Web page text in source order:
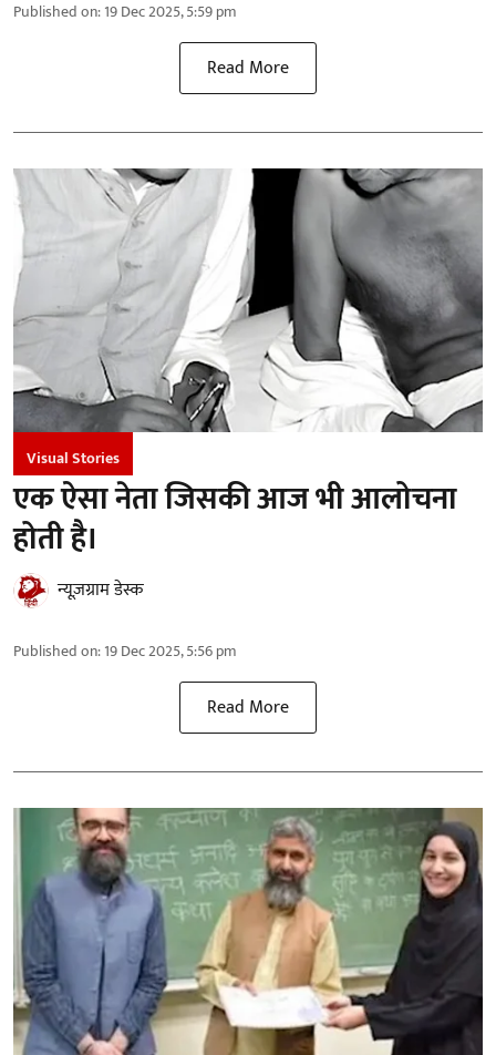
Published on:19 Dec 2025, 5:59 pm
Read More
Visual Stories
एक ऐसा नेता जिसकी आज भी आलोचना
होती है।
न्यूज़ग्राम डेस्क
Published on:19 Dec 2025, 5:56 pm
Read More